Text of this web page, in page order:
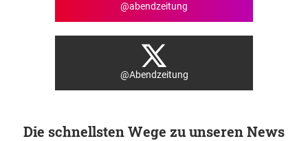
@abendzeitung
@Abendzeitung
Die schnellsten Wege zu unseren News